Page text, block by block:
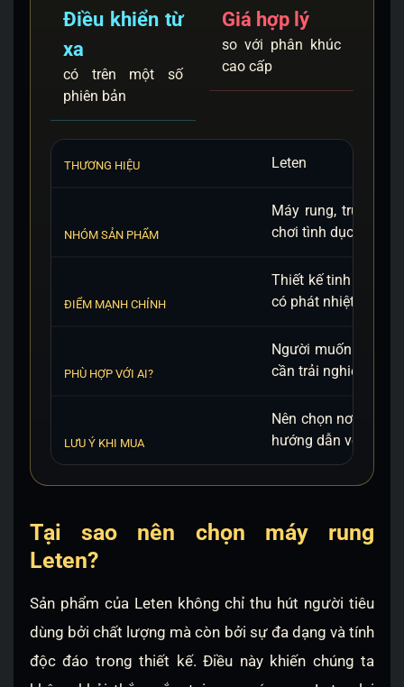
Điều khiển từ
xa
có trên một số
phiên bản
Giá hợp lý
so với phân khúc
cao cấp
THƯƠNG HIỆU Leten
NHÓM SẢN PHẨM
Máy rung, trứng
chơi tình dục cá
ĐIỂM MẠNH CHÍNH
Thiết kế tinh tế,
có phát nhiệt/
PHÙ HỢP VỚI AI?
Người muốn tìm
cần trải nghiệm ổn
LƯU Ý KHI MUA
Nên chọn nơi bán
hướng dẫn vệ sinh/
Tại sao nên chọn máy rung
Leten?
Sản phẩm của Leten không chỉ thu hút người tiêu
dùng bởi chất lượng mà còn bởi sự đa dạng và tính
độc đáo trong thiết kế. Điều này khiến chúng ta